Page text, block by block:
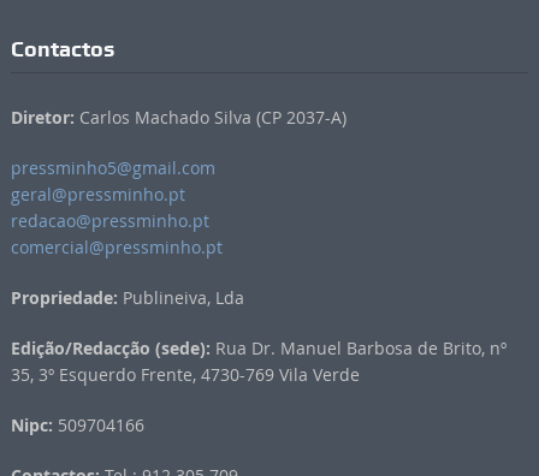
Contactos
Diretor: Carlos Machado Silva (CP 2037-A)
pressminho5@gmail.com
geral@pressminho.pt
redacao@pressminho.pt
comercial@pressminho.pt
Propriedade: Publineiva, Lda
Edição/Redacção (sede): Rua Dr. Manuel Barbosa de Brito, nº
35, 3º Esquerdo Frente, 4730-769 Vila Verde
Nipc: 509704166